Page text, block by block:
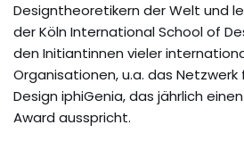
Designtheoretikern der Welt und
der Köln International School of
den Initiantinnen vieler
Organisationen, u.a. das Netzwerk
Design iphiGenia, das jährlich
Award ausspricht.